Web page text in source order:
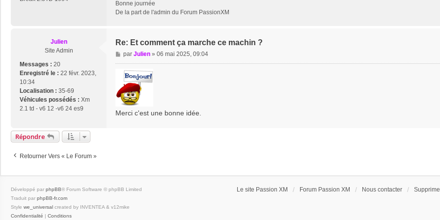
Bonne journée
De la part de l'admin du Forum PassionXM
Julien
Site Admin
Messages : 20
Enregistré le : 22 févr. 2023,
10:34
Localisation : 35-69
Véhicules possédés : Xm
2.1 td - v6 12 -v6 24 es9
Re: Et comment ça marche ce machin ?
M
e
s
s
a
g
e
par Julien» 06 mai 2025, 09:04
Merci c'est une bonne idée.
Répondre
Retourner Vers « Le Forum »
Le site Passion XM Forum Passion XM Nous contacter
Développé par phpBB® Forum Software © phpBB Limited
Traduit par phpBB-fr.com
Style we_universal created by INVENTEA & v12mike
Confidentialité | Conditions